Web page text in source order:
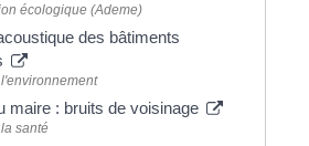
écologique (Ademe)
des bâtiments
maire : bruits de voisinage
santé